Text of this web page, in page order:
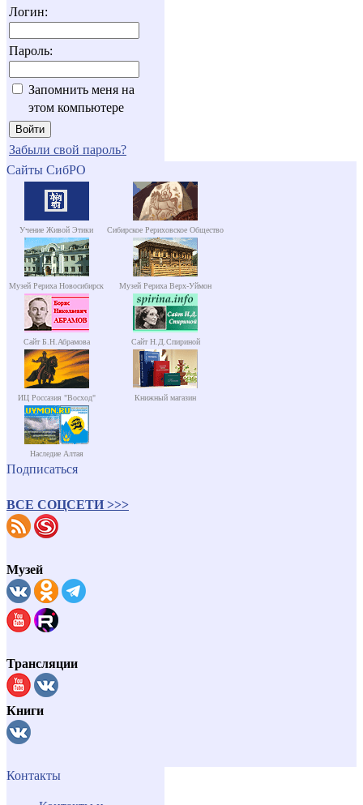
Логин:
Пароль:
Запомнить меня на
этом компьютере
Забыли свой пароль?
Сайты СибРО
Учение Живой Этики Сибирское Рериховское Общество
Музей Рериха Новосибирск Музей Рериха Верх-Уймон
Сайт Б.Н.Абрамова Сайт Н.Д.Спириной
ИЦ Россазия "Восход" Книжный магазин
Наследие Алтая
Подписаться
ВСЕ СОЦСЕТИ >>>
Музей
Трансляции
Книги
Контакты